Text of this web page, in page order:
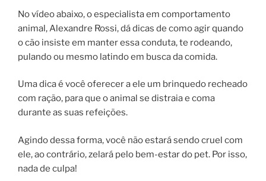
No vídeo abaixo, o especialista em comportamento
animal, Alexandre Rossi, dá dicas de como agir quando
o cão insiste em manter essa conduta, te rodeando,
pulando ou mesmo latindo em busca da comida.
Uma dica é você oferecer a ele um brinquedo recheado
com ração, para que o animal se distraia e coma
durante as suas refeições.
Agindo dessa forma, você não estará sendo cruel com
ele, ao contrário, zelará pelo bem-estar do pet. Por isso,
nada de culpa!